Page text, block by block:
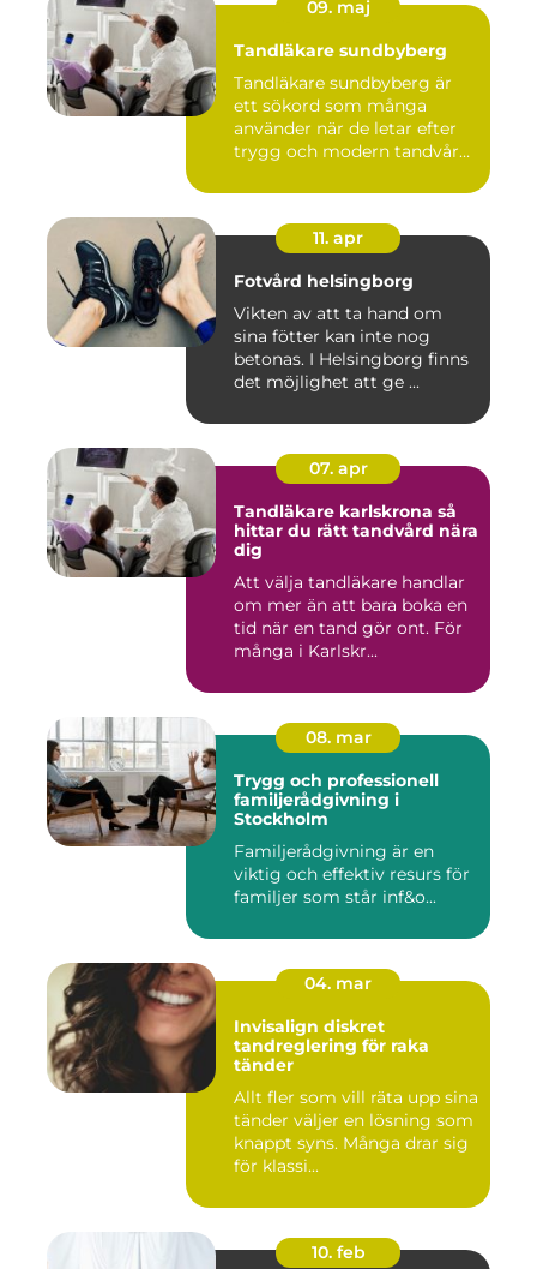
09. maj
Tandläkare sundbyberg
Tandläkare sundbyberg är
ett sökord som många
använder när de letar efter
trygg och modern tandvård
11. apr
Fotvård helsingborg
Vikten av att ta hand om
sina fötter kan inte nog
betonas. I Helsingborg finns
det möjlighet att ge ...
07. apr
Tandläkare karlskrona så
hittar du rätt tandvård nära
dig
Att välja tandläkare handlar
om mer än att bara boka en
tid när en tand gör ont. För
många i Karlskr...
08. mar
Trygg och professionell
familjerådgivning i
Stockholm
Familjerådgivning är en
viktig och effektiv resurs för
familjer som står inf&o...
04. mar
Invisalign diskret
tandreglering för raka
tänder
Allt fler som vill räta upp sina
tänder väljer en lösning som
knappt syns. Många drar sig
för klassi...
10. feb